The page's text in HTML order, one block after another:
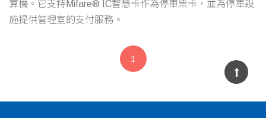
算機。它支持Mifare® IC智慧卡作為停車票卡，並為停車設
施提供管理室的支付服務。
1